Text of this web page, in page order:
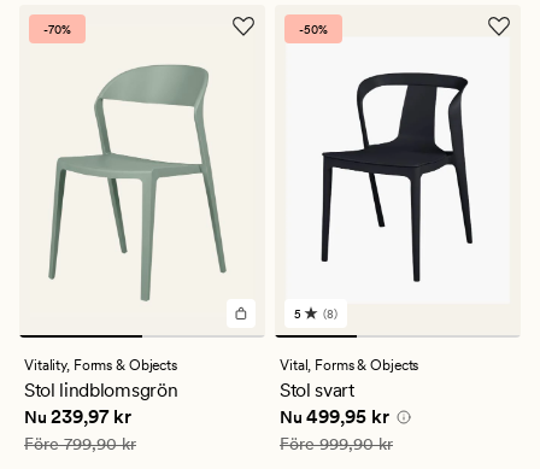
-70%
Vitality, Forms & Objects
Stol lindblomsgrön
Nuvarande pris
Nu 239,97 kr
Ordinarie pris 799,90 kr
Före799,90 kr
-50%
8
omdömen
med
ett
genomsnittligt
betyg
på
5
5 (8)
Vital, Forms & Objects
Stol svart
Nuvarande pris
Nu 499,95 kr
Ordinarie pris 999,90 kr
Före999,90 kr